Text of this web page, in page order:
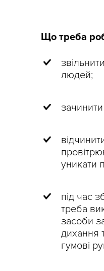
Що треба
людей;
зачинити
уникати
під час
треба
засоби
дихання
гумові